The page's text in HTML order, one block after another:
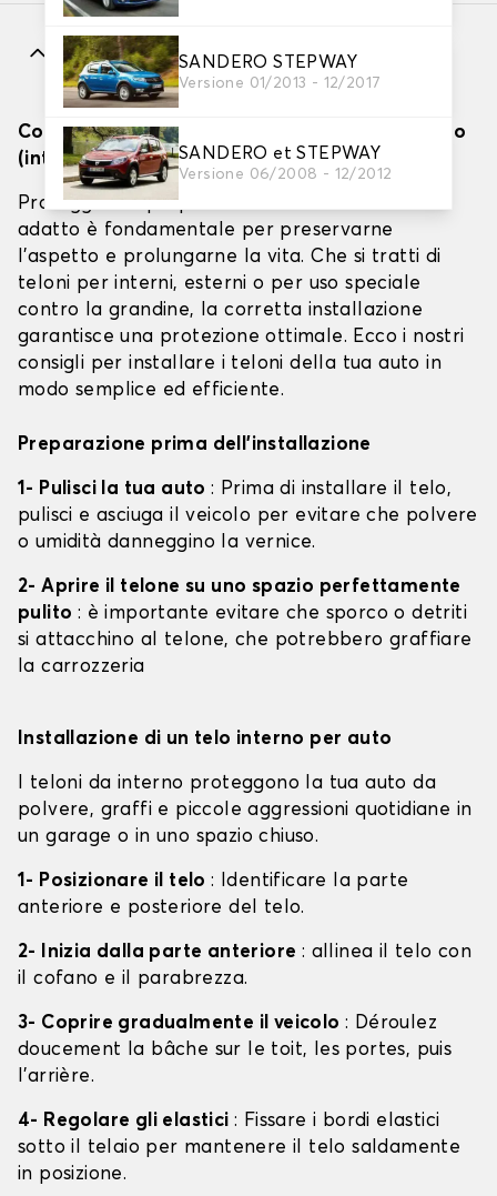
SANDERO STEPWAY
Versione 01/2013 - 12/2017
SANDERO et STEPWAY
Versione 06/2008 - 12/2012
Caratteristiche
Come installare efficacemente i teloni per auto
(interno, esterno e barriera antigrandine)
Proteggere il proprio veicolo con un telone
adatto è fondamentale per preservarne
l'aspetto e prolungarne la vita. Che si tratti di
teloni per interni, esterni o per uso speciale
contro la grandine, la corretta installazione
garantisce una protezione ottimale. Ecco i nostri
consigli per installare i teloni della tua auto in
modo semplice ed efficiente.
Preparazione prima dell'installazione
1- Pulisci la tua auto: Prima di installare il telo,
pulisci e asciuga il veicolo per evitare che polvere
o umidità danneggino la vernice.
2- Aprire il telone su uno spazio perfettamente
pulito : è importante evitare che sporco o detriti
si attacchino al telone, che potrebbero graffiare
la carrozzeria
Installazione di un telo interno per auto
I teloni da interno proteggono la tua auto da
polvere, graffi e piccole aggressioni quotidiane in
un garage o in uno spazio chiuso.
1- Posizionare il telo: Identificare la parte
anteriore e posteriore del telo.
2- Inizia dalla parte anteriore : allinea il telo con
il cofano e il parabrezza.
3- Coprire gradualmente il veicolo : Déroulez
doucement la bâche sur le toit, les portes, puis
l'arrière.
4- Regolare gli elastici : Fissare i bordi elastici
sotto il telaio per mantenere il telo saldamente
in posizione.